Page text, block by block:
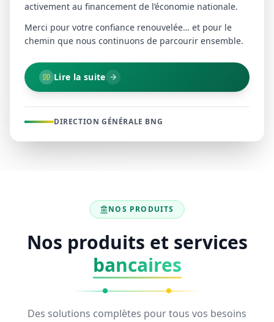
activement au financement de l’économie nationale.
Merci pour votre confiance renouvelée… et pour le
chemin que nous continuons de parcourir ensemble.
Lire la suite
DIRECTION GÉNÉRALE BNG
NOS PRODUITS
Nos produits et services
bancaires
Des solutions complètes pour tous vos besoins